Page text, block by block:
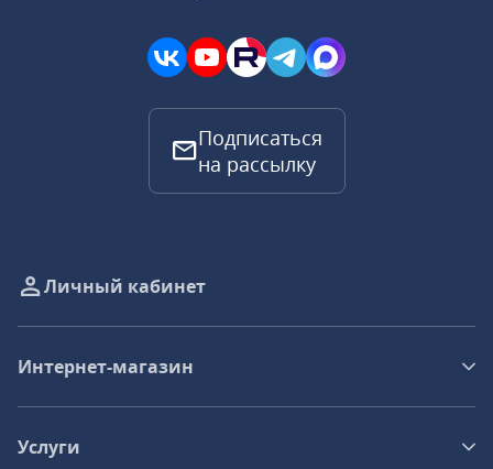
Подписаться
на рассылку
Личный кабинет
Интернет-магазин
Услуги